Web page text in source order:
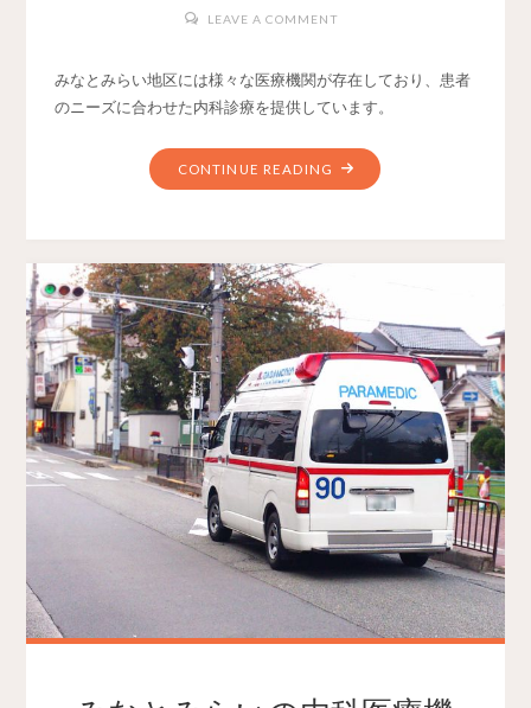
LEAVE A COMMENT
みなとみらい地区には様々な医療機関が存在しており、患者
のニーズに合わせた内科診療を提供しています。
CONTINUE READING